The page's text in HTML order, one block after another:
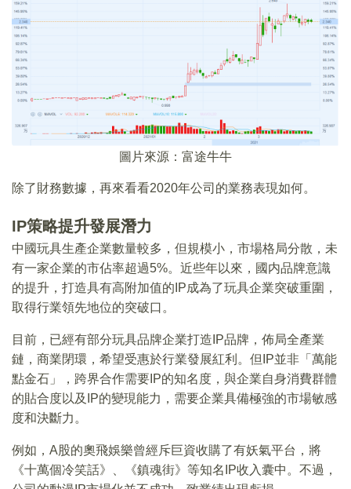
圖片來源：富途牛牛
除了財務數據，再來看看2020年公司的業務表現如何。
IP策略提升發展潛力
中國玩具生產企業數量較多，但規模小，市場格局分散，未
有一家企業的市佔率超過5%。近些年以來，國内品牌意識
的提升，打造具有高附加值的IP成為了玩具企業突破重圍，
取得行業領先地位的突破口。
目前，已經有部分玩具品牌企業打造IP品牌，佈局全產業
鏈，商業閉環，希望受惠於行業發展紅利。但IP並非「萬能
點金石」，跨界合作需要IP的知名度，與企業自身消費群體
的貼合度以及IP的變現能力，需要企業具備極強的市場敏感
度和決斷力。
例如，A股的奧飛娛樂曾經斥巨資收購了有妖氣平台，將
《十萬個冷笑話》、《鎮魂街》等知名IP收入囊中。不過，